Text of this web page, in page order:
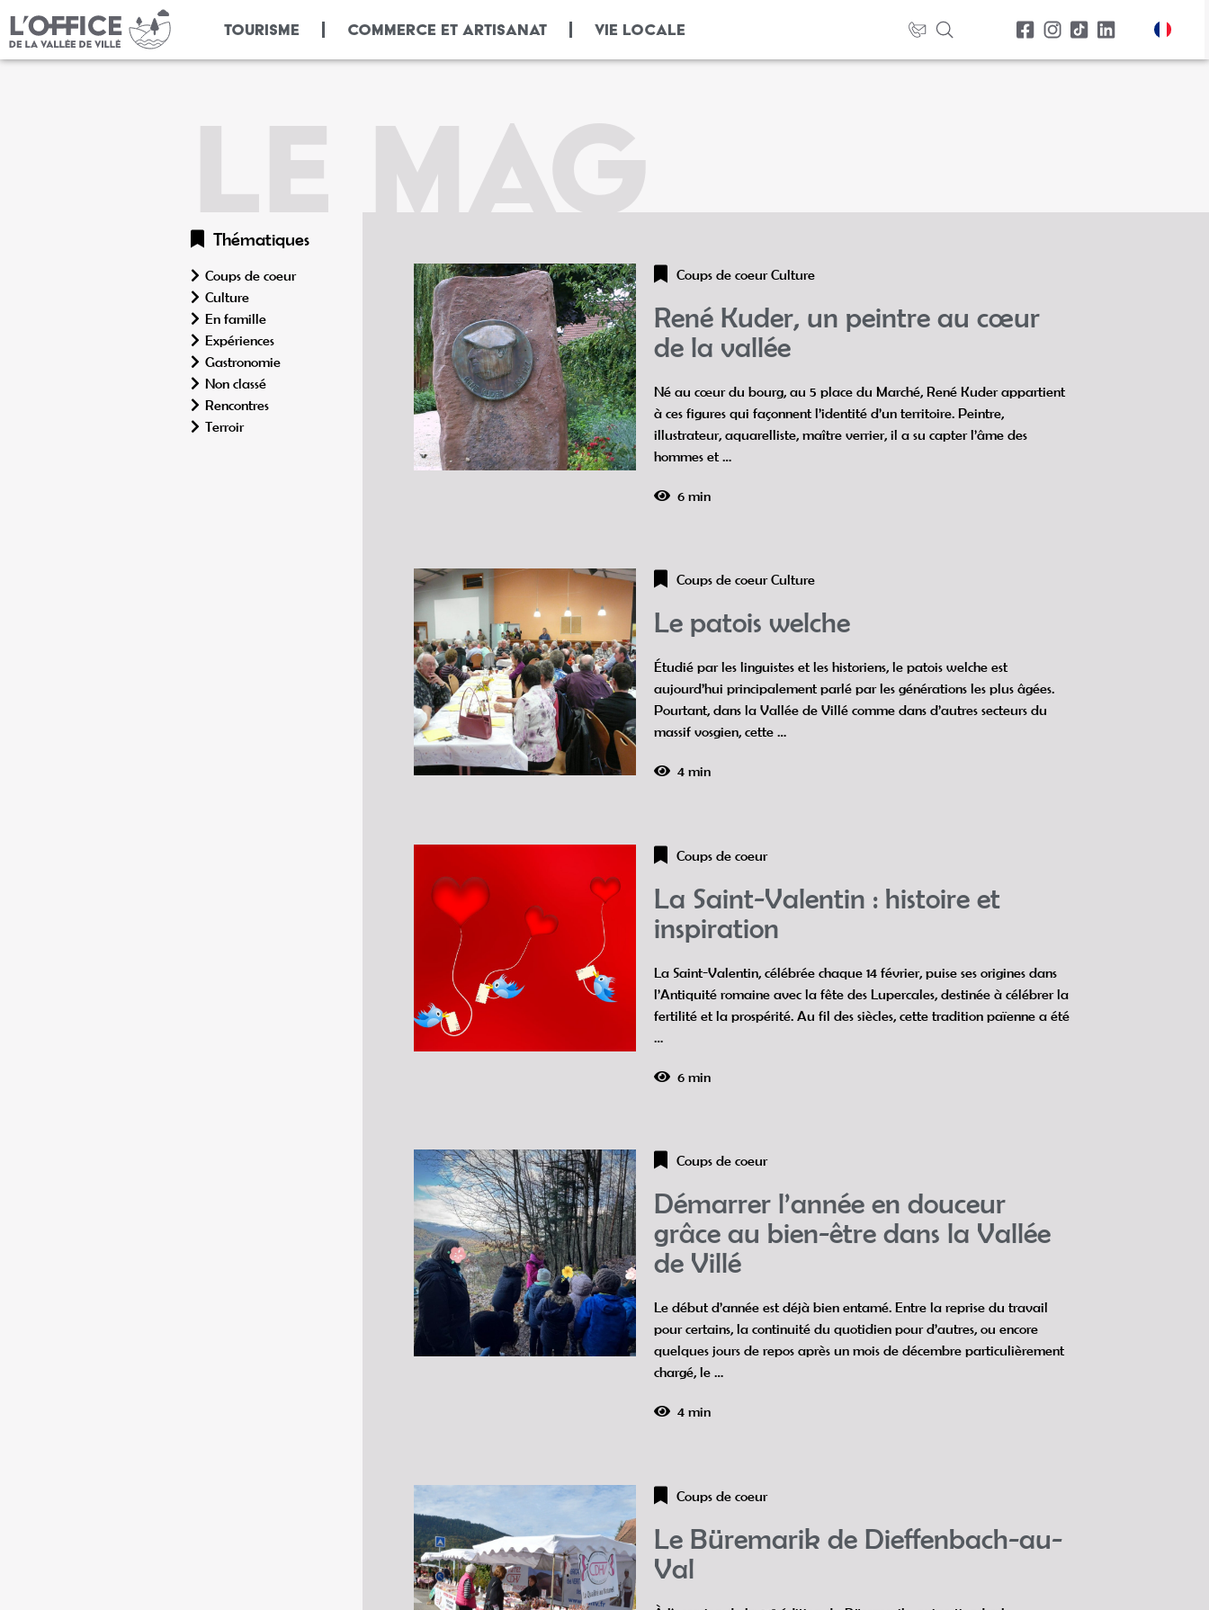
TOURISME COMMERCE ET ARTISANAT VIE LOCALE
LE MAG
Thématiques
Coups de coeur
Culture
En famille
Expériences
Gastronomie
Non classé
Rencontres
Terroir
Coups de coeur Culture
René Kuder, un peintre au cœur
de la vallée
Né au cœur du bourg, au 5 place du Marché, René Kuder appartient
à ces figures qui façonnent l’identité d’un territoire. Peintre,
illustrateur, aquarelliste, maître verrier, il a su capter l’âme des
hommes et …
6 min
Coups de coeur Culture
Le patois welche
Étudié par les linguistes et les historiens, le patois welche est
aujourd’hui principalement parlé par les générations les plus âgées.
Pourtant, dans la Vallée de Villé comme dans d’autres secteurs du
massif vosgien, cette …
4 min
Coups de coeur
La Saint-Valentin : histoire et
inspiration
La Saint-Valentin, célébrée chaque 14 février, puise ses origines dans
l’Antiquité romaine avec la fête des Lupercales, destinée à célébrer la
fertilité et la prospérité. Au fil des siècles, cette tradition païenne a été
…
6 min
Coups de coeur
Démarrer l’année en douceur
grâce au bien-être dans la Vallée
de Villé
Le début d’année est déjà bien entamé. Entre la reprise du travail
pour certains, la continuité du quotidien pour d’autres, ou encore
quelques jours de repos après un mois de décembre particulièrement
chargé, le …
4 min
Coups de coeur
Le Büremarik de Dieffenbach-au-
Val
Panneau de gestion des cookies